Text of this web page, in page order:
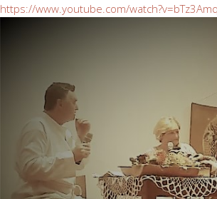
https://www.youtube.com/